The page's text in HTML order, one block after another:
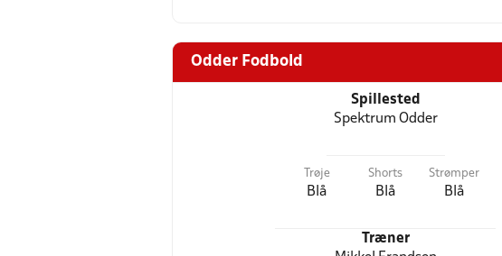
Odder Fodbold
Spillested
Spektrum Odder
Trøje
Blå
Shorts
Blå
Strømper
Blå
Træner